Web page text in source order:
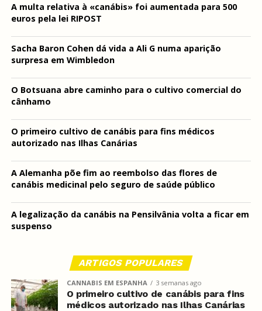
A multa relativa à «canábis» foi aumentada para 500
euros pela lei RIPOST
Sacha Baron Cohen dá vida a Ali G numa aparição
surpresa em Wimbledon
O Botsuana abre caminho para o cultivo comercial do
cânhamo
O primeiro cultivo de canábis para fins médicos
autorizado nas Ilhas Canárias
A Alemanha põe fim ao reembolso das flores de
canábis medicinal pelo seguro de saúde público
A legalização da canábis na Pensilvânia volta a ficar em
suspenso
ARTIGOS POPULARES
CANNABIS EM ESPANHA 3 semanas ago
O primeiro cultivo de canábis para fins
médicos autorizado nas Ilhas Canárias